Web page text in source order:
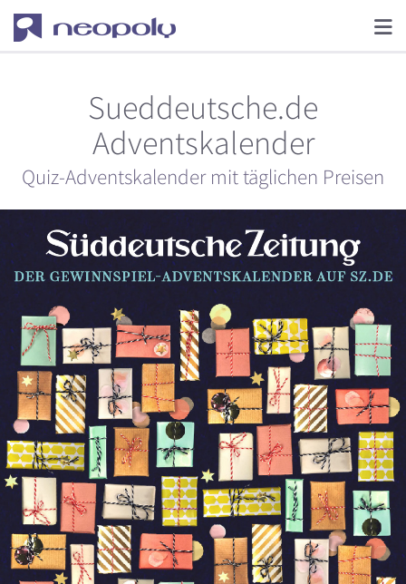
Sueddeutsche.de
Adventskalender
Quiz-Adventskalender mit täglichen Preisen